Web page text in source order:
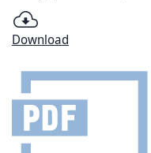
teilen
Seitenlink
Seite
Drucken
Download